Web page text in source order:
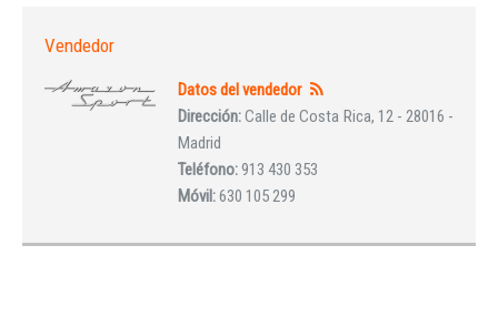
Vendedor
Datos del vendedor
Dirección:Calle de Costa Rica, 12 - 28016 -
Madrid
Teléfono:913 430 353
Móvil:630 105 299